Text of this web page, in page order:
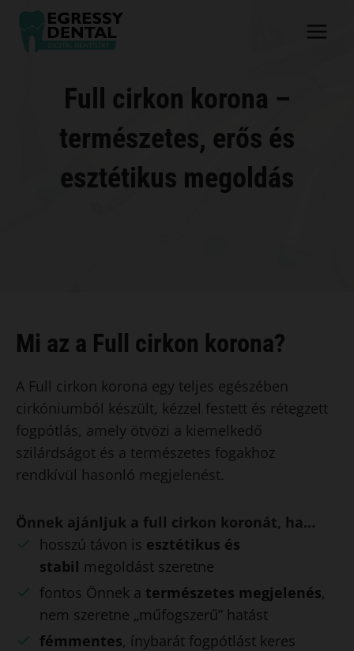
Skip
content
Full cirkon korona –
természetes, erős és
esztétikus megoldás
Mi az a Full cirkon korona?
A Full cirkon korona egy teljes egészében
cirkóniumból készült, kézzel festett és rétegzett
fogpótlás, amely ötvözi a kiemelkedő
szilárdságot és a természetes fogakhoz
rendkívül hasonló megjelenést.
Önnek ajánljuk a full cirkon koronát, ha…
hosszú távon is esztétikus és
stabil megoldást szeretne
fontos Önnek a természetes megjelenés,
nem szeretne „műfogszerű” hatást
fémmentes, ínybarát fogpótlást keres